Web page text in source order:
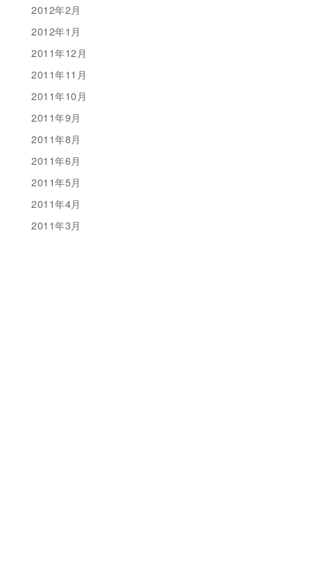
2012年2月
2012年1月
2011年12月
2011年11月
2011年10月
2011年9月
2011年8月
2011年6月
2011年5月
2011年4月
2011年3月